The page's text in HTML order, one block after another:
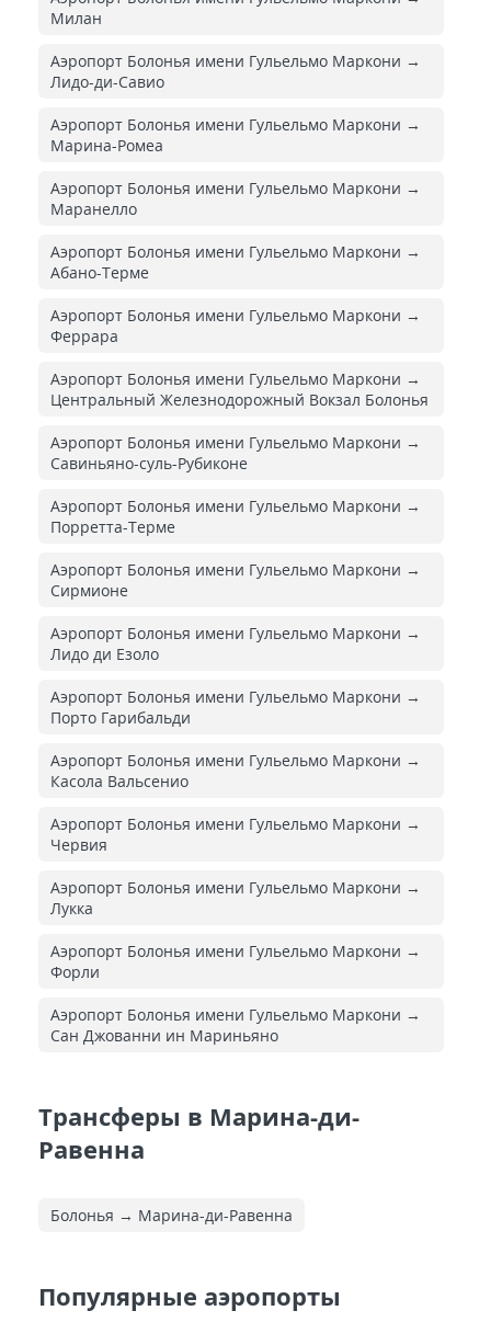
Милан
Аэропорт Болонья имени Гульельмо Маркони →
Лидо-ди-Савио
Аэропорт Болонья имени Гульельмо Маркони →
Марина-Ромеа
Аэропорт Болонья имени Гульельмо Маркони →
Маранелло
Аэропорт Болонья имени Гульельмо Маркони →
Абано-Терме
Аэропорт Болонья имени Гульельмо Маркони →
Феррара
Аэропорт Болонья имени Гульельмо Маркони →
Центральный Железнодорожный Вокзал Болонья
Аэропорт Болонья имени Гульельмо Маркони →
Савиньяно-суль-Рубиконе
Аэропорт Болонья имени Гульельмо Маркони →
Порретта-Терме
Аэропорт Болонья имени Гульельмо Маркони →
Сирмионе
Аэропорт Болонья имени Гульельмо Маркони →
Лидо ди Езоло
Аэропорт Болонья имени Гульельмо Маркони →
Порто Гарибальди
Аэропорт Болонья имени Гульельмо Маркони →
Касола Вальсенио
Аэропорт Болонья имени Гульельмо Маркони →
Червия
Аэропорт Болонья имени Гульельмо Маркони →
Лукка
Аэропорт Болонья имени Гульельмо Маркони →
Форли
Аэропорт Болонья имени Гульельмо Маркони →
Сан Джованни ин Мариньяно
Трансферы в Марина-ди-
Равенна
Болонья → Марина-ди-Равенна
Популярные аэропорты